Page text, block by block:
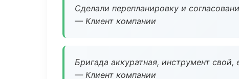
Сделали перепланировку и
— Клиент компании
Бригада аккуратная, инструмент свой,
— Клиент компании